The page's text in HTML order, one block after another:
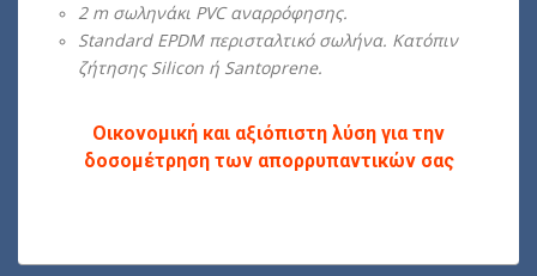
2 m σωληνάκι PVC αναρρόφησης.
Standard EPDM περισταλτικό σωλήνα. Κατόπιν
ζήτησης Silicon ή Santoprene.
Oικονομική και αξιόπιστη λύση για την
δοσομέτρηση των απορρυπαντικών σας